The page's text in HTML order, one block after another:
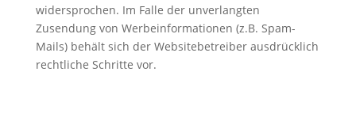
widersprochen. Im Falle der unverlangten
Zusendung von Werbeinformationen (z.B. Spam-
Mails) behält sich der Websitebetreiber ausdrücklich
rechtliche Schritte vor.